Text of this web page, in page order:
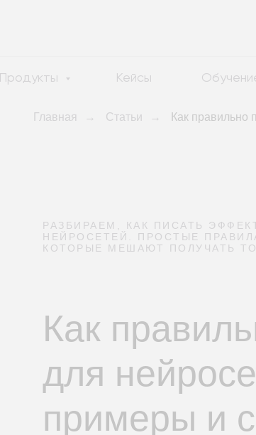
Продукты Кейсы
Главная → Статьи → Как правильно
РАЗБИРАЕМ, КАК ПИСАТЬ
НЕЙРОСЕТЕЙ. ПРОСТЫЕ
КОТОРЫЕ МЕШАЮТ ПОЛУЧАТЬ
Как
для
примеры и